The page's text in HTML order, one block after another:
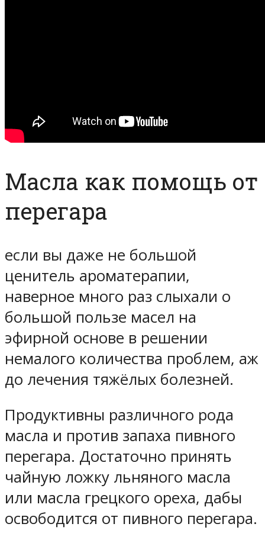
Масла как помощь от
перегара
если вы даже не большой
ценитель ароматерапии,
наверное много раз слыхали о
большой пользе масел на
эфирной основе в решении
немалого количества проблем, аж
до лечения тяжёлых болезней.
Продуктивны различного рода
масла и против запаха пивного
перегара. Достаточно принять
чайную ложку льняного масла
или масла грецкого ореха, дабы
освободится от пивного перегара.